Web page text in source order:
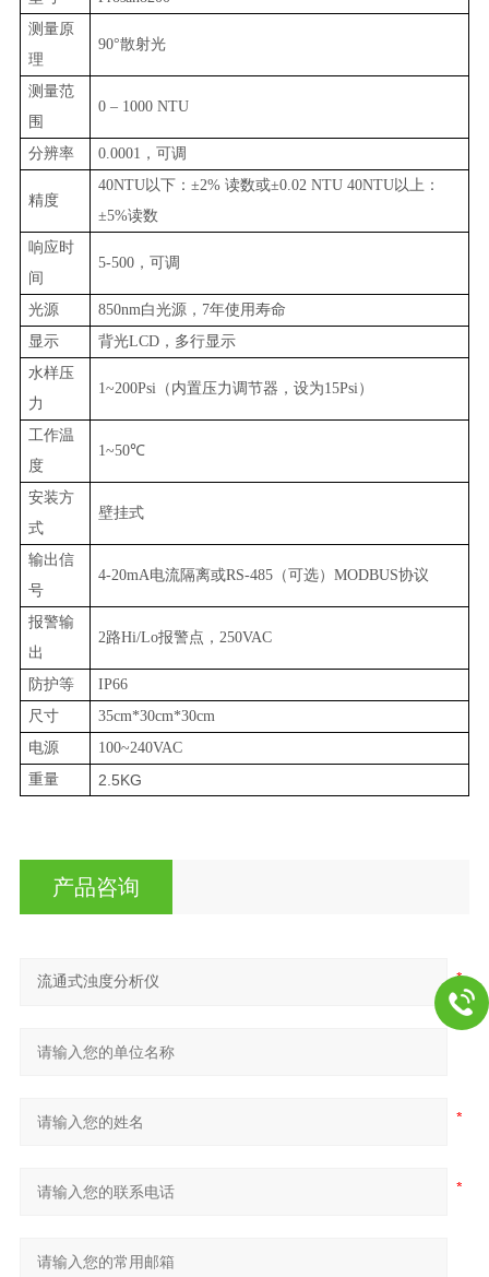
测量原
理
90°散射光
测量范
围
0 – 1000 NTU
分辨率 0.0001 ，可调
精度
40NTU以下：±2%读数或±0.02 NTU 40NTU以上 ：
±5%读数
响应时
间
5-500 ，可调
光源 850nm白光源， 7年使用寿命
显示
背光LCD ，多行显示
水样压
力
1~200Psi （内置压力调节器，设为15Psi ）
工作温
度
1~50℃
安装方
式
壁挂式
输出信
号
4-20mA电流隔离或RS-485 （可选）MODBUS协议
报警输
出
2路Hi/Lo报警点， 250VAC
防护等
IP66
尺寸
35cm*30cm*30cm
电源
100~240VAC
重量
2.5KG
产品咨询